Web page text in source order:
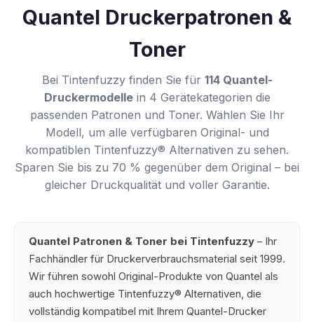
Quantel Druckerpatronen &
Toner
Bei Tintenfuzzy finden Sie für 114 Quantel-
Druckermodellein 4 Gerätekategorien die
passenden Patronen und Toner. Wählen Sie Ihr
Modell, um alle verfügbaren Original- und
kompatiblen Tintenfuzzy® Alternativen zu sehen.
Sparen Sie bis zu 70 % gegenüber dem Original – bei
gleicher Druckqualität und voller Garantie.
Quantel Patronen & Toner bei Tintenfuzzy – Ihr
Fachhändler für Druckerverbrauchsmaterial seit 1999.
Wir führen sowohl Original-Produkte von Quantel als
auch hochwertige Tintenfuzzy® Alternativen, die
vollständig kompatibel mit Ihrem Quantel-Drucker